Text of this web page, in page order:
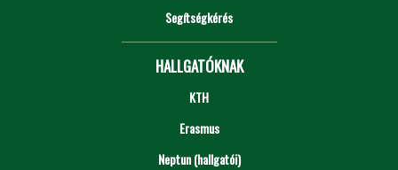
Segítségkérés
HALLGATÓKNAK
KTH
Erasmus
Neptun (hallgatói)